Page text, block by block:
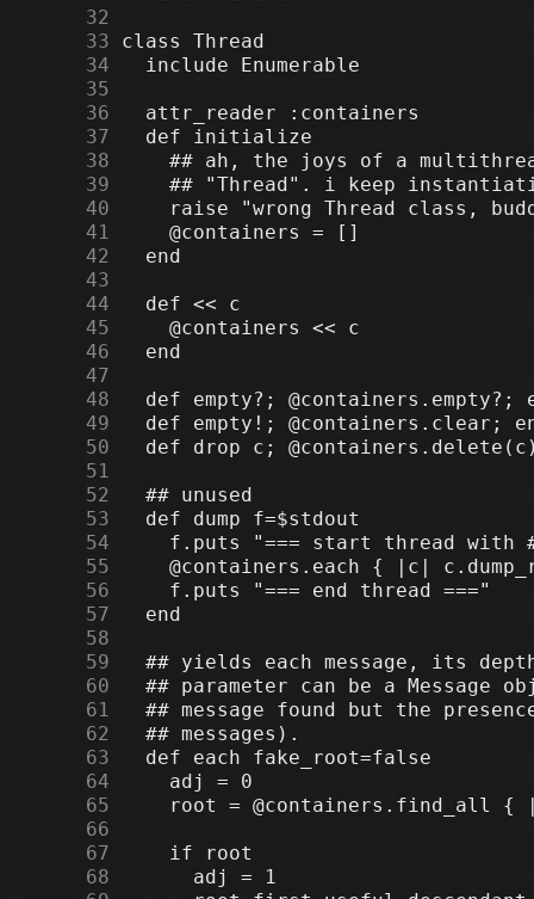
     32
     33
     34
     35
     36
     37
     38
     39
     40
     41
     42
     43
     44
     45
     46
     47
     48
     49
     50
     51
     52
     53
     54
     55
     56
     57
     58
     59
     60
     61
     62
     63
     64
     65
     66
     67
     68